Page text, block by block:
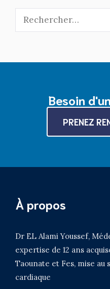
Besoin
PRENEZ
À propos
Dr EL Alami Youssef,
expertise de 12 ans
Taounate et Fes, mise
cardiaque